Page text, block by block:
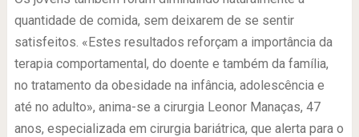
quantidade de comida, sem deixarem de se sentir
satisfeitos. «Estes resultados reforçam a importância da
terapia comportamental, do doente e também da família,
no tratamento da obesidade na infância, adolescência e
até no adulto», anima-se a cirurgia Leonor Manaças, 47
anos, especializada em cirurgia bariátrica, que alerta para o